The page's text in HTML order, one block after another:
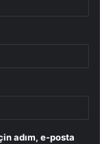
adım, e-posta